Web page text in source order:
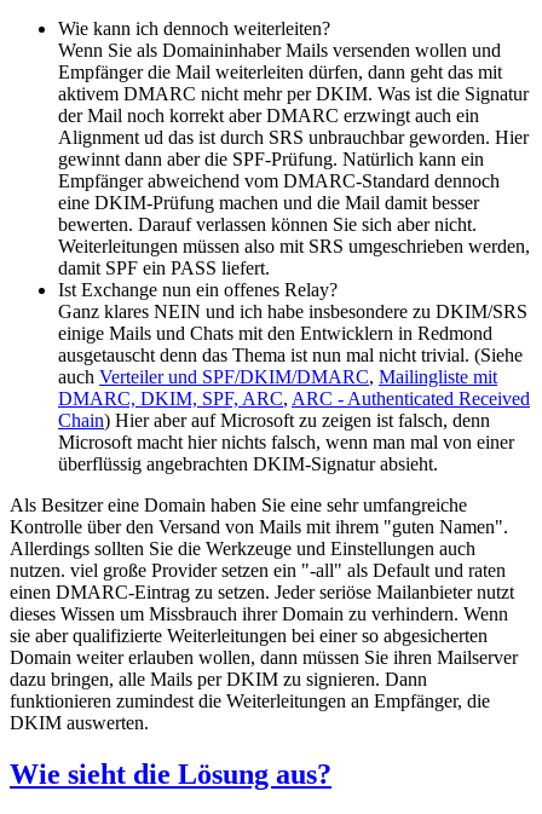
Wie kann ich dennoch weiterleiten?
Wenn Sie als Domaininhaber Mails versenden wollen und
Empfänger die Mail weiterleiten dürfen, dann geht das mit
aktivem DMARC nicht mehr per DKIM. Was ist die Signatur
der Mail noch korrekt aber DMARC erzwingt auch ein
Alignment ud das ist durch SRS unbrauchbar geworden. Hier
gewinnt dann aber die SPF-Prüfung. Natürlich kann ein
Empfänger abweichend vom DMARC-Standard dennoch
eine DKIM-Prüfung machen und die Mail damit besser
bewerten. Darauf verlassen können Sie sich aber nicht.
Weiterleitungen müssen also mit SRS umgeschrieben werden,
damit SPF ein PASS liefert.
Ist Exchange nun ein offenes Relay?
Ganz klares NEIN und ich habe insbesondere zu DKIM/SRS
einige Mails und Chats mit den Entwicklern in Redmond
ausgetauscht denn das Thema ist nun mal nicht trivial. (Siehe
auch Verteiler und SPF/DKIM/DMARC, Mailingliste mit
DMARC, DKIM, SPF, ARC, ARC - Authenticated Received
Chain) Hier aber auf Microsoft zu zeigen ist falsch, denn
Microsoft macht hier nichts falsch, wenn man mal von einer
überflüssig angebrachten DKIM-Signatur absieht.
Als Besitzer eine Domain haben Sie eine sehr umfangreiche
Kontrolle über den Versand von Mails mit ihrem "guten Namen".
Allerdings sollten Sie die Werkzeuge und Einstellungen auch
nutzen. viel große Provider setzen ein "-all" als Default und raten
einen DMARC-Eintrag zu setzen. Jeder seriöse Mailanbieter nutzt
dieses Wissen um Missbrauch ihrer Domain zu verhindern. Wenn
sie aber qualifizierte Weiterleitungen bei einer so abgesicherten
Domain weiter erlauben wollen, dann müssen Sie ihren Mailserver
dazu bringen, alle Mails per DKIM zu signieren. Dann
funktionieren zumindest die Weiterleitungen an Empfänger, die
DKIM auswerten.
Wie sieht die Lösung aus?